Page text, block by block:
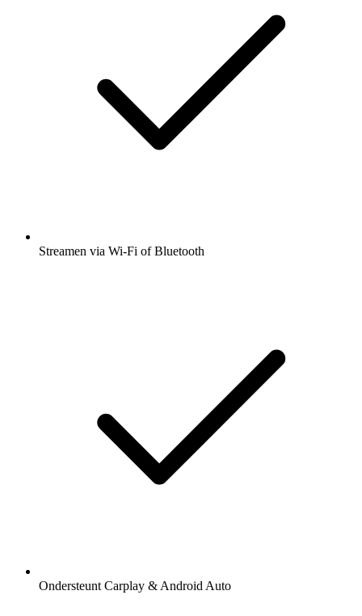
Streamen via Wi-Fi of Bluetooth
Ondersteunt Carplay & Android Auto